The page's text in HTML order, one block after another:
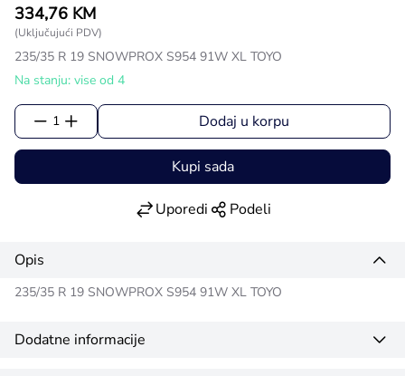
334,76 KM
(Uključujući PDV)
235/35 R 19 SNOWPROX S954 91W XL TOYO
Na stanju: vise od 4
1 Dodaj u korpu
Kupi sada
Uporedi Podeli
Opis
235/35 R 19 SNOWPROX S954 91W XL TOYO
Dodatne informacije